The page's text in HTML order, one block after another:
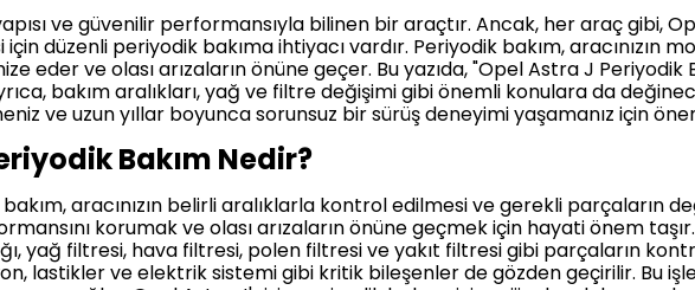
ve güvenilir performansıyla bilinen bir araçtır. Ancak, her araç gibi,
düzenli periyodik bakıma ihtiyacı vardır. Periyodik bakım, aracınızın
eder ve olası arızaların önüne geçer. Bu yazıda, "Opel Astra J Periyodik
bakım aralıkları, yağ ve filtre değişimi gibi önemli konulara da
ve uzun yıllar boyunca sorunsuz bir sürüş deneyimi yaşamanız için
Bakım Nedir?
aracınızın belirli aralıklarla kontrol edilmesi ve gerekli parçaların
korumak ve olası arızaların önüne geçmek için hayati önem
yağ filtresi, hava filtresi, polen filtresi ve yakıt filtresi gibi parçaların
lastikler ve elektrik sistemi gibi kritik bileşenler de gözden geçirilir. Bu